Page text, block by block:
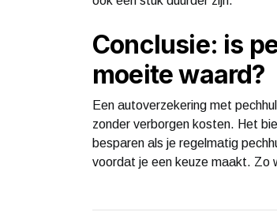
Conclusie: is
moeite waard?
Een autoverzekering met
zonder verborgen kosten. Het
besparen als je regelmatig
voordat je een keuze maakt. Zo